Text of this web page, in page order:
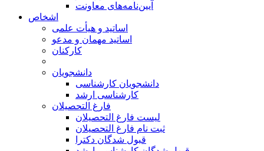
آیین‌نامه‌های معاونت
اشخاص
اساتید و هیأت علمی
اساتید مهمان و مدعو
کارکنان
دانشجویان
دانشجویان کارشناسی
کارشناسی ارشد
فارغ التحصیلان
لیست فارغ التحصیلان
ثبت نام فارغ التحصیلان
قبول شدگان دکترا